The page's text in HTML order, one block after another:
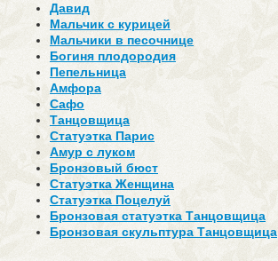
Давид
Мальчик с курицей
Мальчики в песочнице
Богиня плодородия
Пепельница
Амфора
Сафо
Танцовщица
Статуэтка Парис
Амур с луком
Бронзовый бюст
Статуэтка Женщина
Статуэтка Поцелуй
Бронзовая статуэтка Танцовщица
Бронзовая скульптура Танцовщица